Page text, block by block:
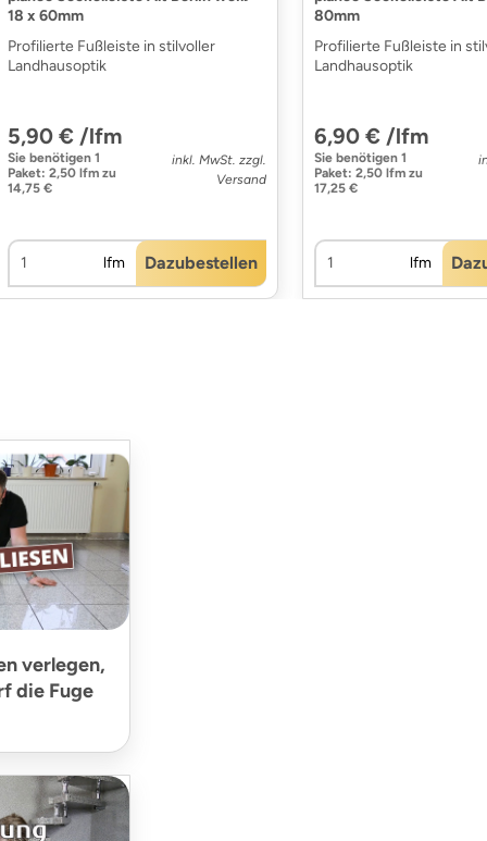
18 x 60mm
Profilierte Fußleiste in stilvoller
Landhausoptik
5,90 € /lfm
Sie benötigen 1
Paket: 2,50 lfm zu
14,75 €
inkl. MwSt. zzgl.
Versand
lfm Dazubestellen
80mm
Profilierte Fußleiste in
Landhausoptik
6,90 € /lfm
Sie benötigen 1
Paket: 2,50 lfm zu
17,25 €
lfm
verlegen,
die Fuge